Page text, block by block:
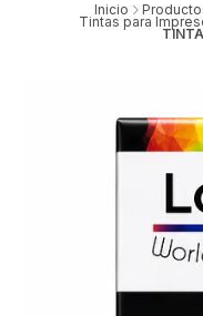
Inicio
Tintas para